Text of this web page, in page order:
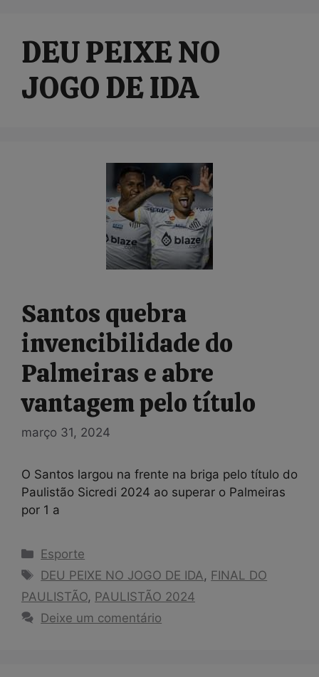
DEU PEIXE NO
JOGO DE IDA
Santos quebra
invencibilidade do
Palmeiras e abre
vantagem pelo título
março 31, 2024
O Santos largou na frente na briga pelo título do
Paulistão Sicredi 2024 ao superar o Palmeiras
por 1 a
Categorias
Esporte
Tags
DEU PEIXE NO JOGO DE IDA, FINAL DO
PAULISTÃO, PAULISTÃO 2024
Deixe um comentário